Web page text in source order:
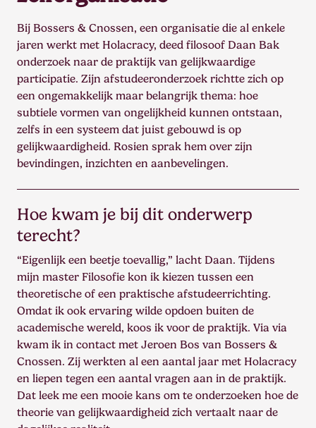
Bij Bossers & Cnossen, een organisatie die al enkele
jaren werkt met Holacracy, deed filosoof Daan Bak
onderzoek naar de praktijk van gelijkwaardige
participatie. Zijn afstudeeronderzoek richtte zich op
een ongemakkelijk maar belangrijk thema: hoe
subtiele vormen van ongelijkheid kunnen ontstaan,
zelfs in een systeem dat juist gebouwd is op
gelijkwaardigheid. Rosien sprak hem over zijn
bevindingen, inzichten en aanbevelingen.
Hoe kwam je bij dit onderwerp
terecht?
“Eigenlijk een beetje toevallig,” lacht Daan. Tijdens
mijn master Filosofie kon ik kiezen tussen een
theoretische of een praktische afstudeerrichting.
Omdat ik ook ervaring wilde opdoen buiten de
academische wereld, koos ik voor de praktijk. Via via
kwam ik in contact met Jeroen Bos van Bossers &
Cnossen. Zij werkten al een aantal jaar met Holacracy
en liepen tegen een aantal vragen aan in de praktijk.
Dat leek me een mooie kans om te onderzoeken hoe de
theorie van gelijkwaardigheid zich vertaalt naar de